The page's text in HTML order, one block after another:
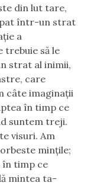
din lut tare,
într-un strat
a
trebuie să le
strat al inimii,
care
câte imaginaţii
în timp ce
suntem treji.
visuri. Am
minţile;
în timp ce
mintea ta-